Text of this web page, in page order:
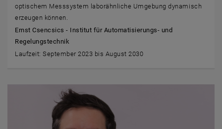
optischem Messsystem laborähnliche Umgebung dynamisch
erzeugen können.
Ernst Csencsics - Institut für Automatisierungs- und
Regelungstechnik
Laufzeit: September 2023 bis August 2030